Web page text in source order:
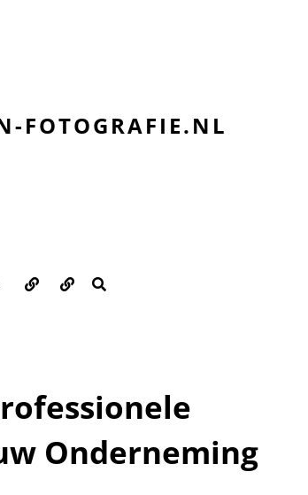
FOTOGRAFIE.NL
Over
ons
Contact
Onderneming